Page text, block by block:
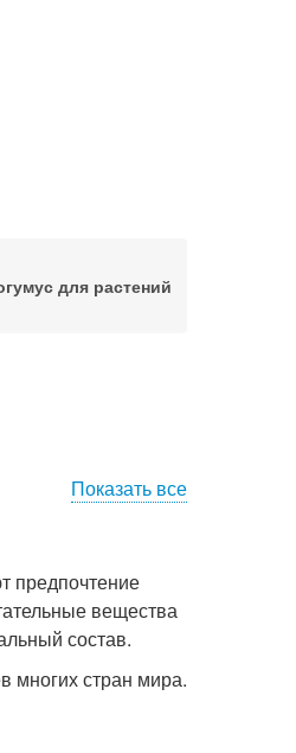
для растений
Показать все
предпочтение
вещества
состав.
многих стран мира.